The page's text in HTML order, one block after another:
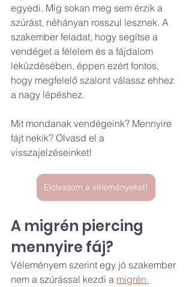
egyedi. Míg sokan meg sem érzik a
szúrást, néhányan rosszul lesznek. A
szakember feladat, hogy segítse a
vendéget a félelem és a fájdalom
leküzdésében, éppen ezért fontos,
hogy megfelelő szalont válassz ehhez
a nagy lépéshez.
Mit mondanak vendégeink? Mennyire
fájt nekik? Olvasd el a
visszajelzéseinket!
Elolvasom a véleményeket!
A migrén piercing
mennyire fáj?
Véleményem szerint egy jó szakember
nem a szúrással kezdi a migrén